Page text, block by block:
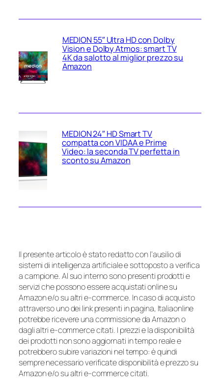
MEDION 55″ Ultra HD con Dolby
Vision e Dolby Atmos: smart TV
4K da salotto al miglior prezzo su
Amazon
MEDION 24″ HD Smart TV
compatta con VIDAA e Prime
Video: la seconda TV perfetta in
sconto su Amazon
Il presente articolo è stato redatto con l’ausilio di
sistemi di intelligenza artificiale e sottoposto a verifica
a campione. Al suo interno sono presenti prodotti e
servizi che possono essere acquistati online su
Amazon e/o su altri e-commerce. In caso di acquisto
attraverso uno dei link presenti in pagina, Italiaonline
potrebbe ricevere una commissione da Amazon o
dagli altri e-commerce citati. I prezzi e la disponibilità
dei prodotti non sono aggiornati in tempo reale e
potrebbero subire variazioni nel tempo: è quindi
sempre necessario verificate disponibilità e prezzo su
Amazon e/o su altri e-commerce citati.